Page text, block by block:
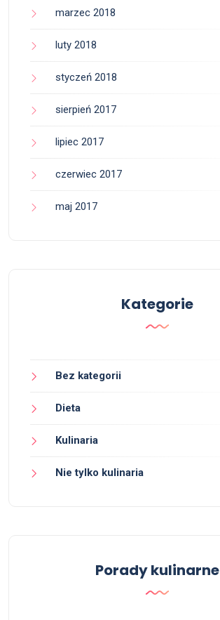
marzec 2018
luty 2018
styczeń 2018
sierpień 2017
lipiec 2017
czerwiec 2017
maj 2017
Kategorie
Bez kategorii
Dieta
Kulinaria
Nie tylko kulinaria
Porady kulinarne